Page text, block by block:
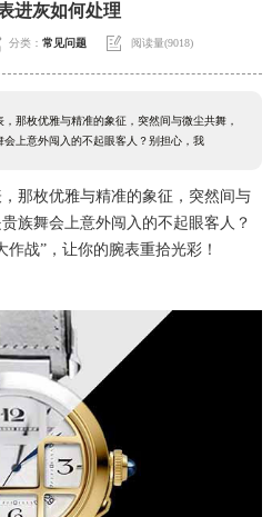
进灰如何处理
分类： 常见问题  阅读量(9018)
那枚优雅与精准的象征，突然间与微尘共舞，
上意外闯入的不起眼客人？别担心，我
枚优雅与精准的象征，突然间与
族舞会上意外闯入的不起眼客人？
战”，让你的腕表重拾光彩！